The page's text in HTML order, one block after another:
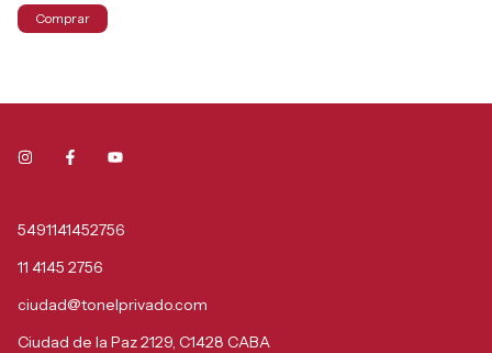
Comprar
5491141452756
11 4145 2756
ciudad@tonelprivado.com
Ciudad de la Paz 2129, C1428 CABA